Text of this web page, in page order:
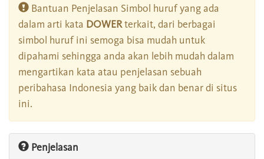
Bantuan Penjelasan Simbol huruf yang ada
dalam arti kata DOWERterkait, dari berbagai
simbol huruf ini semoga bisa mudah untuk
dipahami sehingga anda akan lebih mudah dalam
mengartikan kata atau penjelasan sebuah
peribahasa Indonesia yang baik dan benar di situs
ini.
Penjelasan